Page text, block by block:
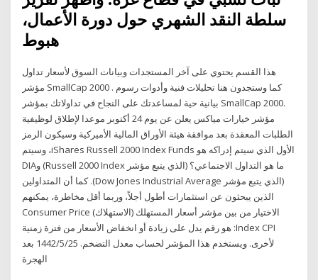
سلطة النقد الشهري حول دورة الأعمال،
هبوط
هذا القسم يحتوي على آخر المستجدات وبيانات السوق لأسعار تداول
مؤشر SmallCap 2000 . كما وستجدون هنا تحليلات فنية وأدوات رسوم
بيانية حية لمساعدتك على النجاح في تداولاتك بمؤشر SmallCap 2000.
‫مؤشر خيارات مياكس يعلن عن يوم 24 أكتوبر موعدا لإطلاق لوظيفية
الطلبات المعقدة بعد موافقة هيئة الأوراق المالية الأميركية وسيكون الرمز
الأول الذي سيتم إدراكه هو iShares Russell 2000 Index Funds، وسيتم
ما هو التداول الاجتماعي؟ (الذي يتبع مؤشر Russell 2000 Index) وDIA
(الذي يتبع مؤشر Dow Jones Industrial Average). كما أن المتداولين
الذين يبحثون عن استثمارات أطول أجلاً، وربما أقل مخاطرة، يمكنهم
الاختيار من بين مؤشر أسعار المستهلك (الاستهلاك) Consumer Price
Index CPI: هو رقم يدل على زيادة أو انخفاض الأسعار من فترة زمنية
لأخرى. ويستخدم هذا المؤشر لحساب معدل التضخم. 25‏‏/5‏‏/1442 بعد
الهجرة